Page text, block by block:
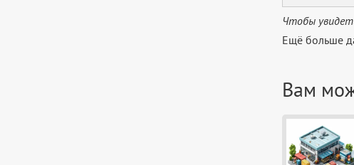
Чтобы
Ещё больше
Вам